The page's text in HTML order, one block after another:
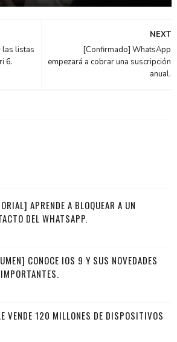
NEXT
[Confirmado] WhatsApp
empezará a cobrar una suscripción
anual.
las listas
6.
APRENDE A BLOQUEAR A UN
DEL WHATSAPP.
CONOCE IOS 9 Y SUS NOVEDADES
VENDE 120 MILLONES DE DISPOSITIVOS